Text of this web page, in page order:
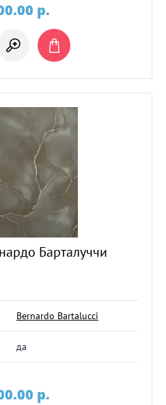
p.
Барталуччи
Bernardo Bartalucci
да
p.